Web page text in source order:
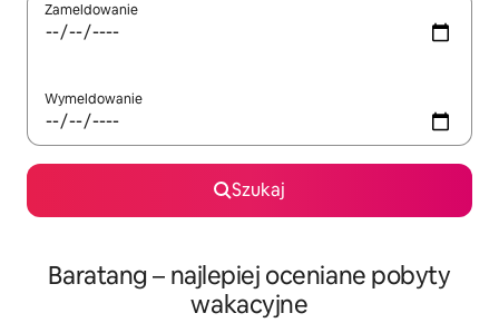
Zameldowanie
Wymeldowanie
Szukaj
Baratang – najlepiej oceniane pobyty
wakacyjne